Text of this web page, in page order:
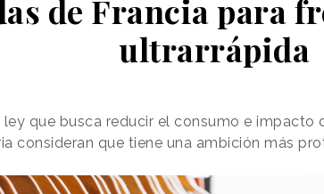
de Francia para
ultrarrápida
que busca reducir el consumo e
consideran que tiene una ambición más